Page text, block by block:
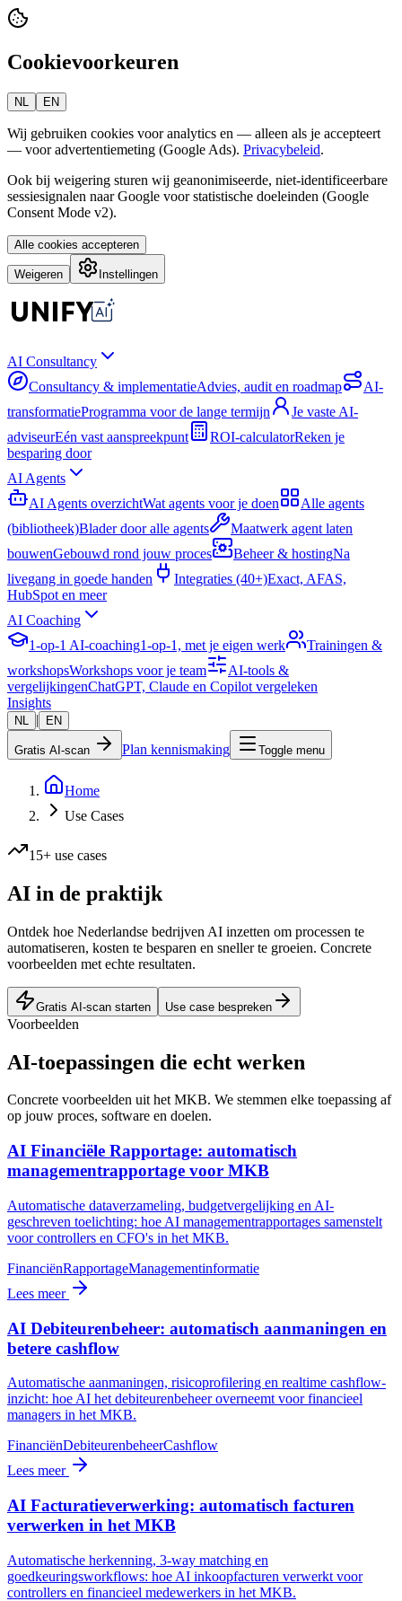
Cookievoorkeuren
NL EN
Wij gebruiken cookies voor analytics en — alleen als je accepteert
— voor advertentiemeting (Google Ads). Privacybeleid.
Ook bij weigering sturen wij geanonimiseerde, niet-identificeerbare
sessiesignalen naar Google voor statistische doeleinden (Google
Consent Mode v2).
Alle cookies accepteren
Weigeren Instellingen
AI Consultancy
Consultancy & implementatieAdvies, audit en roadmap
AI-
transformatieProgramma voor de lange termijn
Je vaste AI-
adviseurEén vast aanspreekpunt ROI-calculatorReken je
besparing door
AI Agents
AI Agents overzichtWat agents voor je doen
Alle agents
(bibliotheek)Blader door alle agents
Maatwerk agent laten
bouwenGebouwd rond jouw proces Beheer & hostingNa
livegang in goede handen
Integraties (40+)Exact, AFAS,
HubSpot en meer
AI Coaching
1-op-1 AI-coaching1-op-1, met je eigen werk
Trainingen &
workshopsWorkshops voor je team
AI-tools &
vergelijkingenChatGPT, Claude en Copilot vergeleken
Insights
NL | EN
Gratis AI-scan Plan kennismaking Toggle menu
Home
Use Cases
15+ use cases
AI in de praktijk
Ontdek hoe Nederlandse bedrijven AI inzetten om processen te
automatiseren, kosten te besparen en sneller te groeien. Concrete
voorbeelden met echte resultaten.
Gratis AI-scan starten Use case bespreken
Voorbeelden
AI-toepassingen die echt werken
Concrete voorbeelden uit het MKB. We stemmen elke toepassing af
op jouw proces, software en doelen.
AI Financiële Rapportage: automatisch
managementrapportage voor MKB
Automatische dataverzameling, budgetvergelijking en AI-
geschreven toelichting: hoe AI managementrapportages samenstelt
voor controllers en CFO's in het MKB.
FinanciënRapportageManagementinformatie
Lees meer
AI Debiteurenbeheer: automatisch aanmaningen en
betere cashflow
Automatische aanmaningen, risicoprofilering en realtime cashflow-
inzicht: hoe AI het debiteurenbeheer overneemt voor financieel
managers in het MKB.
FinanciënDebiteurenbeheerCashflow
Lees meer
AI Facturatieverwerking: automatisch facturen
verwerken in het MKB
Automatische herkenning, 3-way matching en
goedkeuringsworkflows: hoe AI inkoopfacturen verwerkt voor
controllers en financieel medewerkers in het MKB.